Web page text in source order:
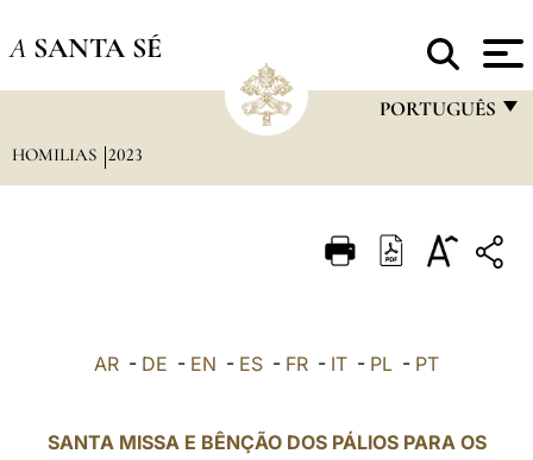
A SANTA SÉ
PORTUGUÊS
ITALIANO
POLSKI
HOMILIAS 2023
AR - DE - EN - ES - FR - IT - PL - PT
SANTA MISSA E BÊNÇÃO DOS PÁLIOS PARA OS